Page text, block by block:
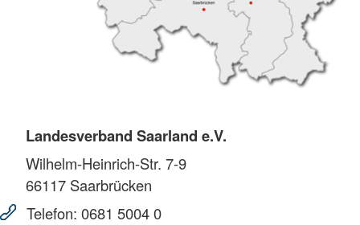
Landesverband Saarland e.V.
Wilhelm-Heinrich-Str. 7-9
66117 Saarbrücken
Telefon: 0681 5004 0